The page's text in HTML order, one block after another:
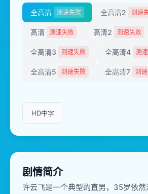
全高清 测速失败 全高清2 测速
高清 测速失败 高清2 测速失败
全高清3 测速失败 全高清4 测
全高清5 测速失败 全高清7 测
HD中字
剧情简介
许云飞是一个典型的直男，35岁依